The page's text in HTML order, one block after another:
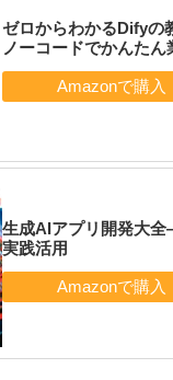
ゼロからわかるDifyの
ノーコードでかんたん
生成AIアプリ開発大
実践活用